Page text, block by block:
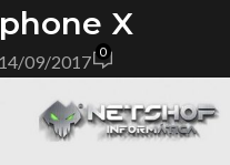
X
09/2017 0